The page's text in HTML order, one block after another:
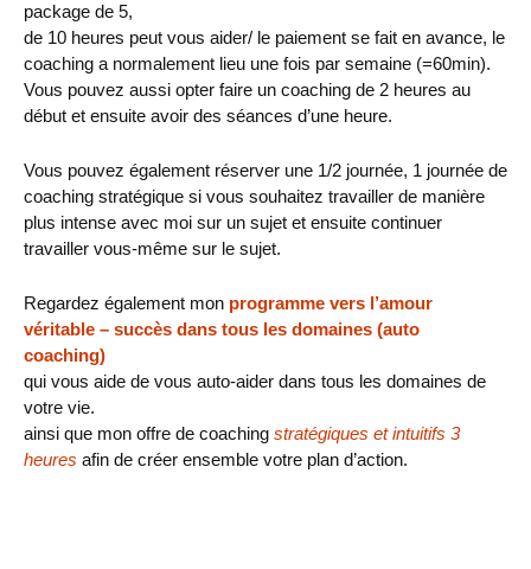
package de 5,
de 10 heures peut vous aider/ le paiement se fait en avance, le
coaching a normalement lieu une fois par semaine (=60min).
Vous pouvez aussi opter faire un coaching de 2 heures au
début et ensuite avoir des séances d’une heure.
Vous pouvez également réserver une 1/2 journée, 1 journée de
coaching stratégique si vous souhaitez travailler de manière
plus intense avec moi sur un sujet et ensuite continuer
travailler vous-même sur le sujet.
Regardez également mon programme vers l’amour
véritable – succès dans tous les domaines (auto
coaching)
qui vous aide de vous auto-aider dans tous les domaines de
votre vie.
ainsi que mon offre de coaching stratégiques et intuitifs 3
heures afin de créer ensemble votre plan d’action.